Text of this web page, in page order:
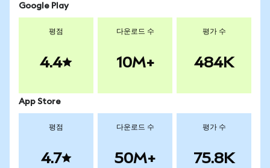
Google Play
평점
4.4
다운로드 수
10M+
평가 수
484K
App Store
평점
4.7
다운로드 수
50M+
평가 수
75.8K